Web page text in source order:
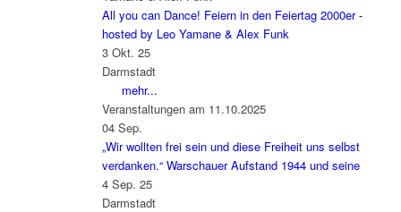
All you can Dance! Feiern in den Feiertag 2000er -
hosted by Leo Yamane & Alex Funk
3 Okt. 25
Darmstadt
mehr...
Veranstaltungen am 11.10.2025
04 Sep.
„Wir wollten frei sein und diese Freiheit uns selbst
verdanken.“ Warschauer Aufstand 1944 und seine
4 Sep. 25
Darmstadt